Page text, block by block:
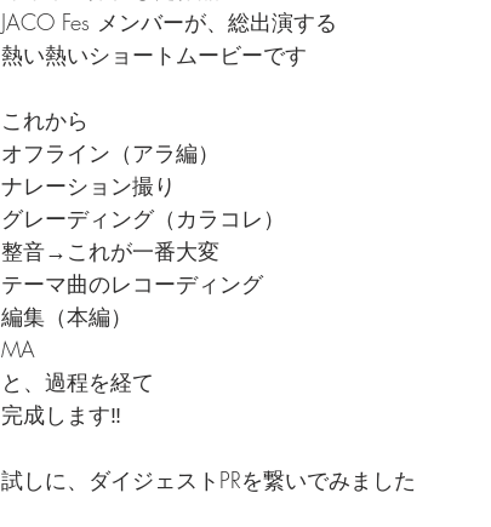
JACO Fes メンバーが、総出演する
熱い熱いショートムービーです
これから
オフライン（アラ編）
ナレーション撮り
グレーディング（カラコレ）
整音→これが一番大変
テーマ曲のレコーディング
編集（本編）
MA
と、過程を経て
完成します‼️
試しに、ダイジェストPRを繋いでみました